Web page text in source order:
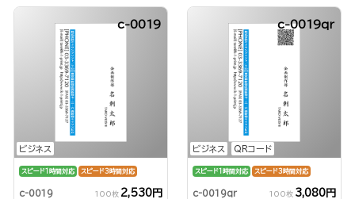
ビジネス
c-0019
スピード1時間対応 スピード3時間対応
c-0019 100枚 2,530円
ビジネス QRコード
c-0019qr
スピード1時間対応 スピード3時間対応
c-0019qr 100枚 3,080円